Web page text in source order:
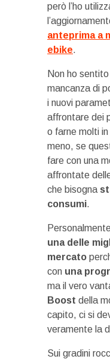
però l’ho
anteprima a
ebike.
Non ho
mancanza di
i nuovi
affrontare dei
o farne molti
meno, se
fare con una
affrontate
che bisogna
consumi.
una delle
mercato
con una
ma il vero
Boost della
capito, ci si
veramente la
Sui gradini